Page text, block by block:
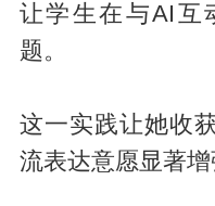
让学生在与AI互
题。
这一实践让她收
流表达意愿显著增